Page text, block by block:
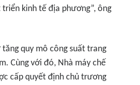
kinh tế địa phương”, ông
quy mô công suất trang
Cùng với đó, Nhà máy chế
cấp quyết định chủ trương